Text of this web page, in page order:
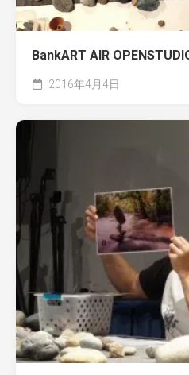
BankART AIR
2016年4月4日